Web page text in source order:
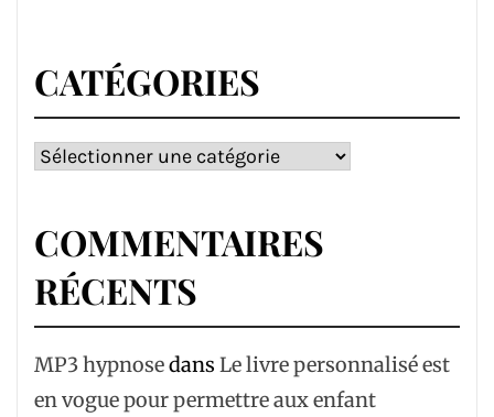
CATÉGORIES
Catégories
COMMENTAIRES
RÉCENTS
MP3 hypnosedans Le livre personnalisé est
en vogue pour permettre aux enfant